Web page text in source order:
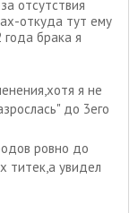
отсутствия
откуда тут ему
года брака я
я не
до 3его
ровно до
титек,а увидел